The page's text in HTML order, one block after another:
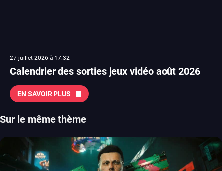
27 juillet 2026 à 17:32
Calendrier des sorties jeux vidéo août 2026
EN SAVOIR PLUS
Sur le même thème